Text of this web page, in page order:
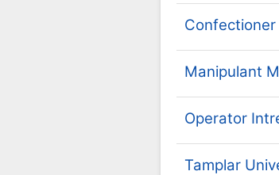
Confectioner
Manipulant
Operator
Tamplar